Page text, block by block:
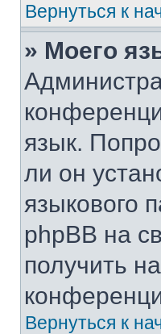
Вернуться к
» Моего
язык.
ли он
языкового
phpBB на
получить
Вернуться к